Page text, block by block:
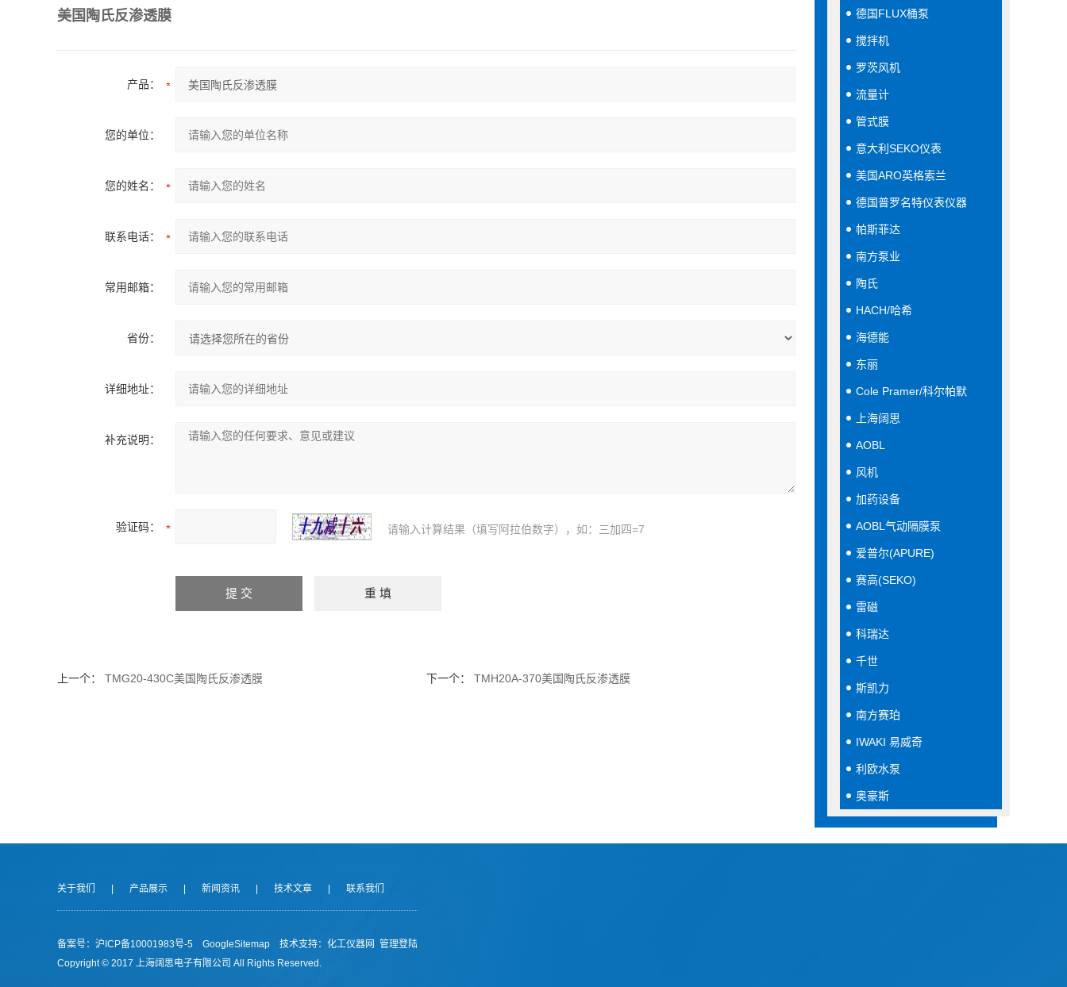
德国FLUX桶泵
搅拌机
罗茨风机
流量计
管式膜
意大利SEKO仪表
美国ARO英格索兰
德国普罗名特仪表仪器
帕斯菲达
南方泵业
陶氏
HACH/哈希
海德能
东丽
Cole Pramer/科尔帕默
上海阔思
AOBL
风机
加药设备
AOBL气动隔膜泵
爱普尔(APURE)
赛高(SEKO)
雷磁
科瑞达
千世
斯凯力
南方赛珀
IWAKI 易威奇
利欧水泵
奥豪斯
美国陶氏反渗透膜
产品：
您的单位：
您的姓名：
联系电话：
常用邮箱：
省份：
详细地址：
补充说明：
验证码： 请输入计算结果（填写阿拉伯数字），如：三加四=7
上一个： TMG20-430C美国陶氏反渗透膜 下一个： TMH20A-370美国陶氏反渗透膜
关于我们 产品展示 新闻资讯 技术文章 联系我们
备案号：沪ICP备10001983号-5 GoogleSitemap 技术支持： 化工仪器网 管理登陆
Copyright © 2017 上海阔思电子有限公司 All Rights Reserved.